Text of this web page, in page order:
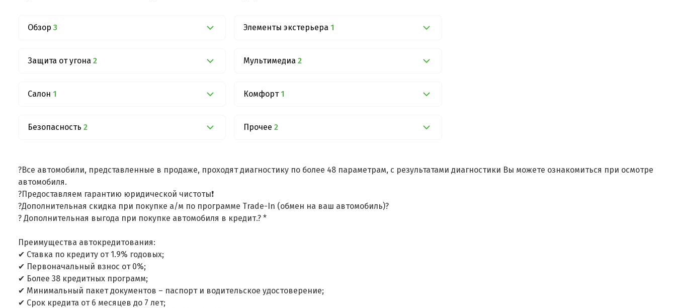
Обзор 3 Элементы экстерьера 1
Защита от угона 2 Мультимедиа 2
Салон 1 Комфорт 1
Безопасность 2 Прочее 2
?Все автомобили, представленные в продаже, проходят диагностику по более 48 параметрам, с результатами диагностики Вы можете ознакомиться при осмотре
автомобиля.
?Предоставляем гарантию юридической чистоты❗
?Дополнительная скидка при покупке а/м по программе Trade-In (обмен на ваш автомобиль)?
? Дополнительная выгода при покупке автомобиля в кредит.? *
Преимущества автокредитования:
✔ Ставка по кредиту от 1.9% годовых;
✔ Первоначальный взнос от 0%;
✔ Более 38 кредитных программ;
✔ Минимальный пакет документов – паспорт и водительское удостоверение;
✔ Срок кредита от 6 месяцев до 7 лет;